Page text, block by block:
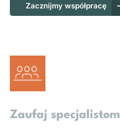
Zacznijmy współpracę
Zaufaj specjalistom